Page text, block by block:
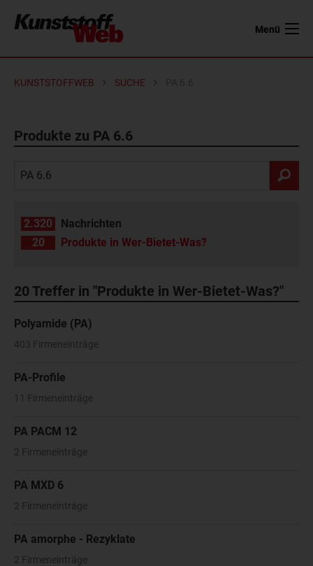
Menü
KUNSTSTOFFWEB SUCHE
Produkte zu PA 6.6
2.320
Nachrichten
20
Produkte in Wer-Bietet-Was?
20 Treffer in "Produkte in Wer-Bietet-Was?"
Polyamide (PA)
403 Firmeneinträge
PA-Profile
11 Firmeneinträge
PA PACM 12
2 Firmeneinträge
PA MXD 6
2 Firmeneinträge
PA amorphe - Rezyklate
2 Firmeneinträge